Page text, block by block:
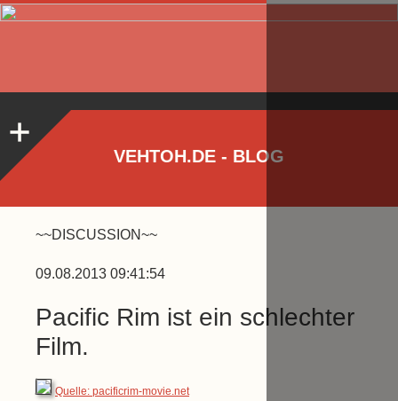
VEHTOH.DE - BLOG
~~DISCUSSION~~
09.08.2013 09:41:54
Pacific Rim ist ein schlechter
Film.
Quelle: pacificrim-movie.net